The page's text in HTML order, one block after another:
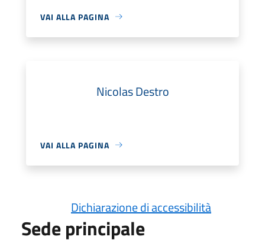
VAI ALLA PAGINA
Nicolas Destro
VAI ALLA PAGINA
Dichiarazione di accessibilità
Sede principale